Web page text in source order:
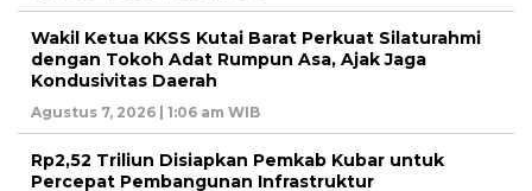
Wakil Ketua KKSS Kutai Barat Perkuat Silaturahmi
dengan Tokoh Adat Rumpun Asa, Ajak Jaga
Kondusivitas Daerah
Agustus 7, 2026 | 1:06 am WIB
Rp2,52 Triliun Disiapkan Pemkab Kubar untuk
Percepat Pembangunan Infrastruktur